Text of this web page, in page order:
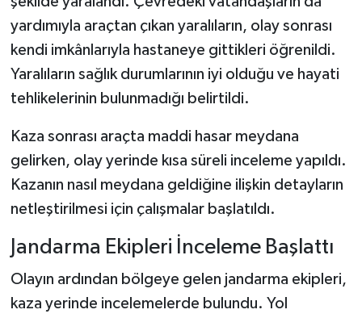
yardımıyla araçtan çıkan yaralıların, olay sonrası
kendi imkânlarıyla hastaneye gittikleri öğrenildi.
Yaralıların sağlık durumlarının iyi olduğu ve hayati
tehlikelerinin bulunmadığı belirtildi.
Kaza sonrası araçta maddi hasar meydana
gelirken, olay yerinde kısa süreli inceleme yapıldı.
Kazanın nasıl meydana geldiğine ilişkin detayların
netleştirilmesi için çalışmalar başlatıldı.
Jandarma Ekipleri İnceleme Başlattı
Olayın ardından bölgeye gelen jandarma ekipleri,
kaza yerinde incelemelerde bulundu. Yol